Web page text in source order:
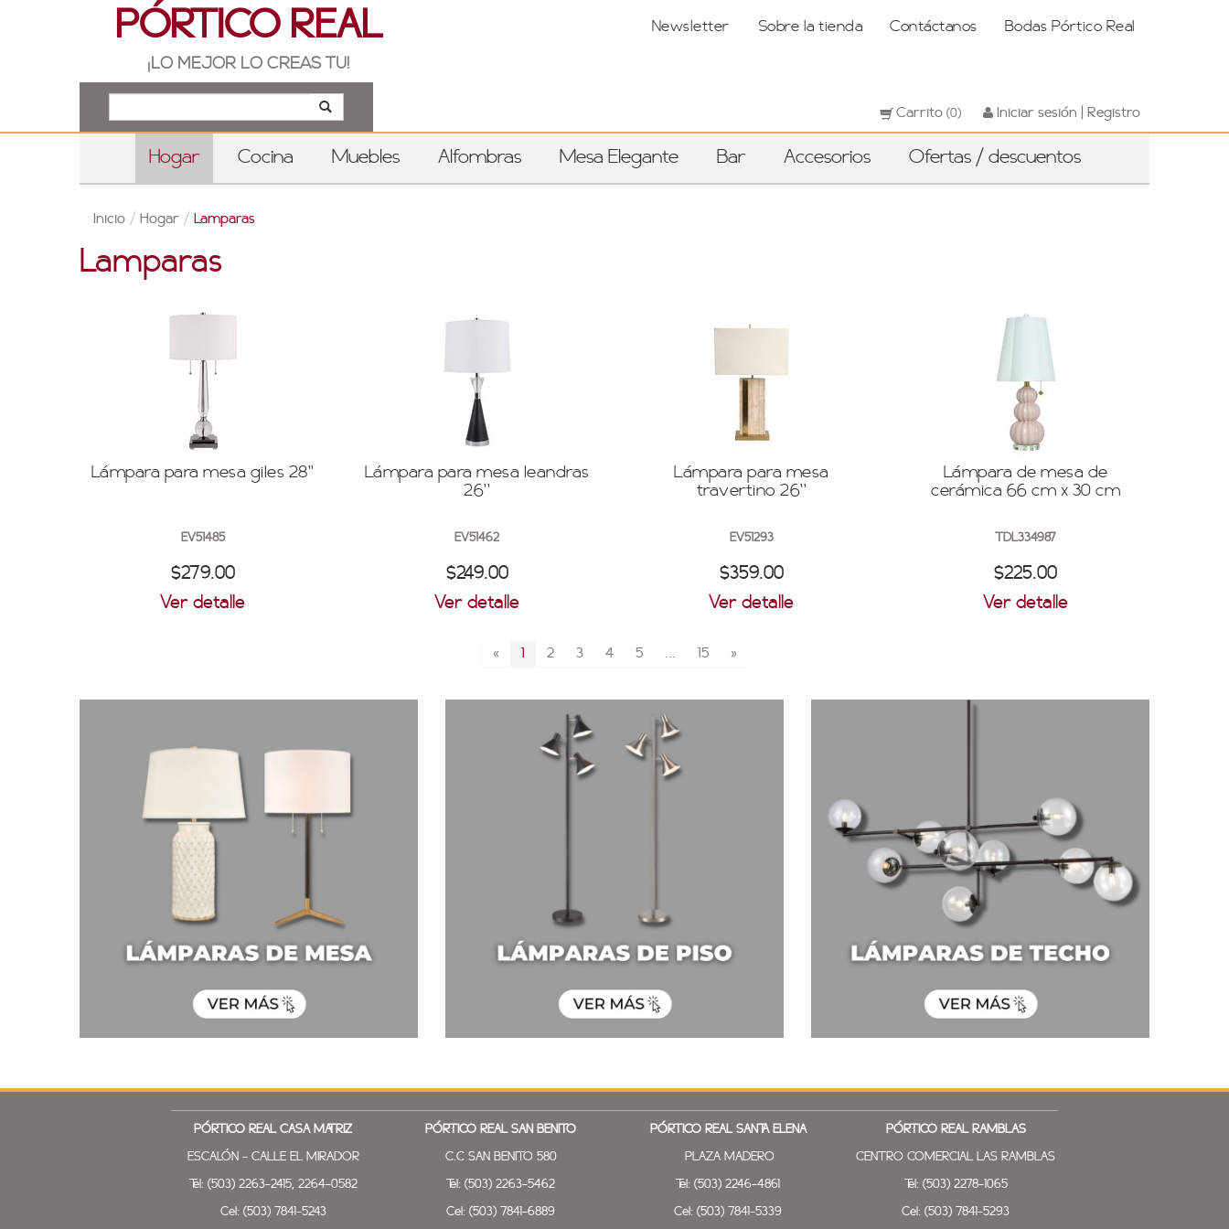
PÓRTICO REAL
¡LO MEJOR LO CREAS TÚ!
Newsletter Sobre la tienda Contáctanos Bodas Pórtico Real
Carrito (0) Iniciar sesión | Registro
Hogar Cocina Muebles Alfombras Mesa Elegante Bar Accesorios Ofertas / descuentos
Inicio / Hogar / Lamparas
Lamparas
Lámpara para mesa giles 28''
EV51485
$279.00
Ver detalle
Lámpara para mesa leandras
26''
EV51462
$249.00
Ver detalle
Lámpara para mesa
travertino 26''
EV51293
$359.00
Ver detalle
Lámpara de mesa de
cerámica 66 cm x 30 cm
TDL334987
$225.00
Ver detalle
« 2 3 4 5 ... 15 »
PÓRTICO REALCASA MATRIZ
ESCALÓN - CALLE EL MIRADOR
Tel: (503) 2263-2415, 2264-0582
Cel: (503) 7841-5243
PÓRTICO REAL SAN BENITO
C.C SAN BENITO 580
Tel: (503) 2263-5462
Cel: (503) 7841-6889
PÓRTICO REAL SANTA ELENA
PLAZA MADERO
Tel: (503) 2246-4861
Cel: (503) 7841-5339
PÓRTICO REAL RAMBLAS
CENTRO COMERCIAL LAS RAMBLAS
Tel: (503) 2278-1065
Cel: (503) 7841-5293